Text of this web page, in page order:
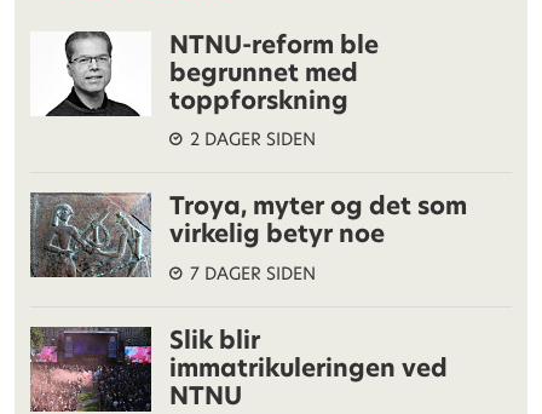
NTNU-reform ble
begrunnet med
toppforskning
2 DAGER SIDEN
Troya, myter og det som
virkelig betyr noe
7 DAGER SIDEN
Slik blir
immatrikuleringen ved
NTNU